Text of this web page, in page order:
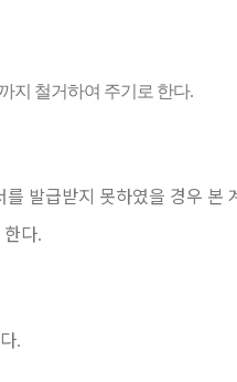
지 철거하여 주기로 한다.
발급받지 못하였을 경우 본
다.
.